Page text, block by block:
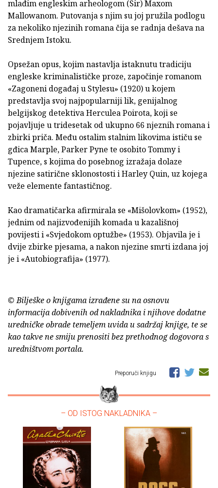
mlađim engleskim arheologom (Sir) Maxom
Mallowanom. Putovanja s njim su joj pružila podlogu
za nekoliko njezinih romana čija se radnja dešava na
Srednjem Istoku.
Opsežan opus, kojim nastavlja istaknutu tradiciju
engleske kriminalističke proze, započinje romanom
«Zagoneni događaj u Stylesu» (1920) u kojem
predstavlja svoj najpopularniji lik, genijalnog
belgijskog detektiva Herculea Poirota, koji se
pojavljuje u tridesetak od ukupno 66 njeznih romana i
zbirki priča. Među ostalim stalnim likovima ističu se
gđica Marple, Parker Pyne te osobito Tommy i
Tupence, s kojima do posebnog izražaja dolaze
njezine satirične sklonostosti i Harley Quin, uz kojega
veže elemente fantastičnog.
Kao dramatičarka afirmirala se «Mišolovkom» (1952),
jednim od najizvođenijih komada u kazališnoj
povijesti i «Svjedokom optužbe» (1953). Objavila je i
dvije zbirke pjesama, a nakon njezine smrti izdana joj
je i «Autobiografija» (1977).
© Bilješke o knjigama izrađene su na osnovu
informacija dobivenih od nakladnika i njihove dodatne
uredničke obrade temeljem uvida u sadržaj knjige, te se
kao takve ne smiju prenositi bez prethodnog dogovora s
uredništvom portala.
Preporuči knjigu
– OD ISTOG NAKLADNIKA –